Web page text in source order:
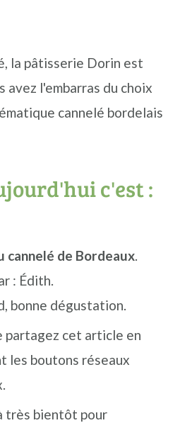
la pâtisserie Dorin est
avez l'embarras du choix
cannelé bordelais
c'est :
cannelé de Bordeaux.
: Édith.
bonne dégustation.
partagez cet article en
les boutons réseaux
très bientôt pour